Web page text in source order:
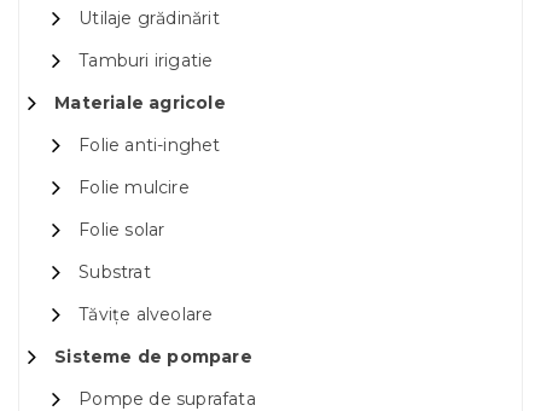
Utilaje grădinărit
Tamburi irigatie
Materiale agricole
Folie anti-inghet
Folie mulcire
Folie solar
Substrat
Tăvițe alveolare
Sisteme de pompare
Pompe de suprafata